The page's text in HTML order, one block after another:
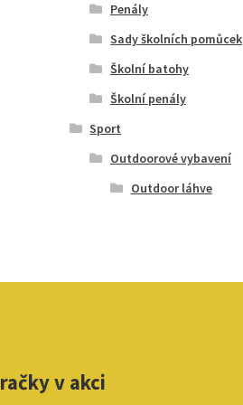
Penály
Sady školních pomůcek
Školní batohy
Školní penály
Sport
Outdoorové vybavení
Outdoor láhve
v akci